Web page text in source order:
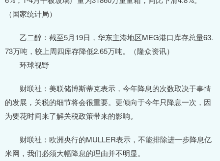
（国家统计局）
乙二醇：截至5月19日，华东主港地区MEG港口库存总量63.
73万吨，较上周四库存降低2.65万吨。（隆众资讯）
环球视野
财联社：美联储博斯蒂克表示，今年降息的次数取决于事情
的发展，关税的细节将会很重要。更倾向于今年只降息一次，因
为要花时间来了解关税政策带来的影响。
财联社：欧洲央行的MULLER表示，不能排除进一步降息亿
米网，我们必须大幅降息的理由并不明显。